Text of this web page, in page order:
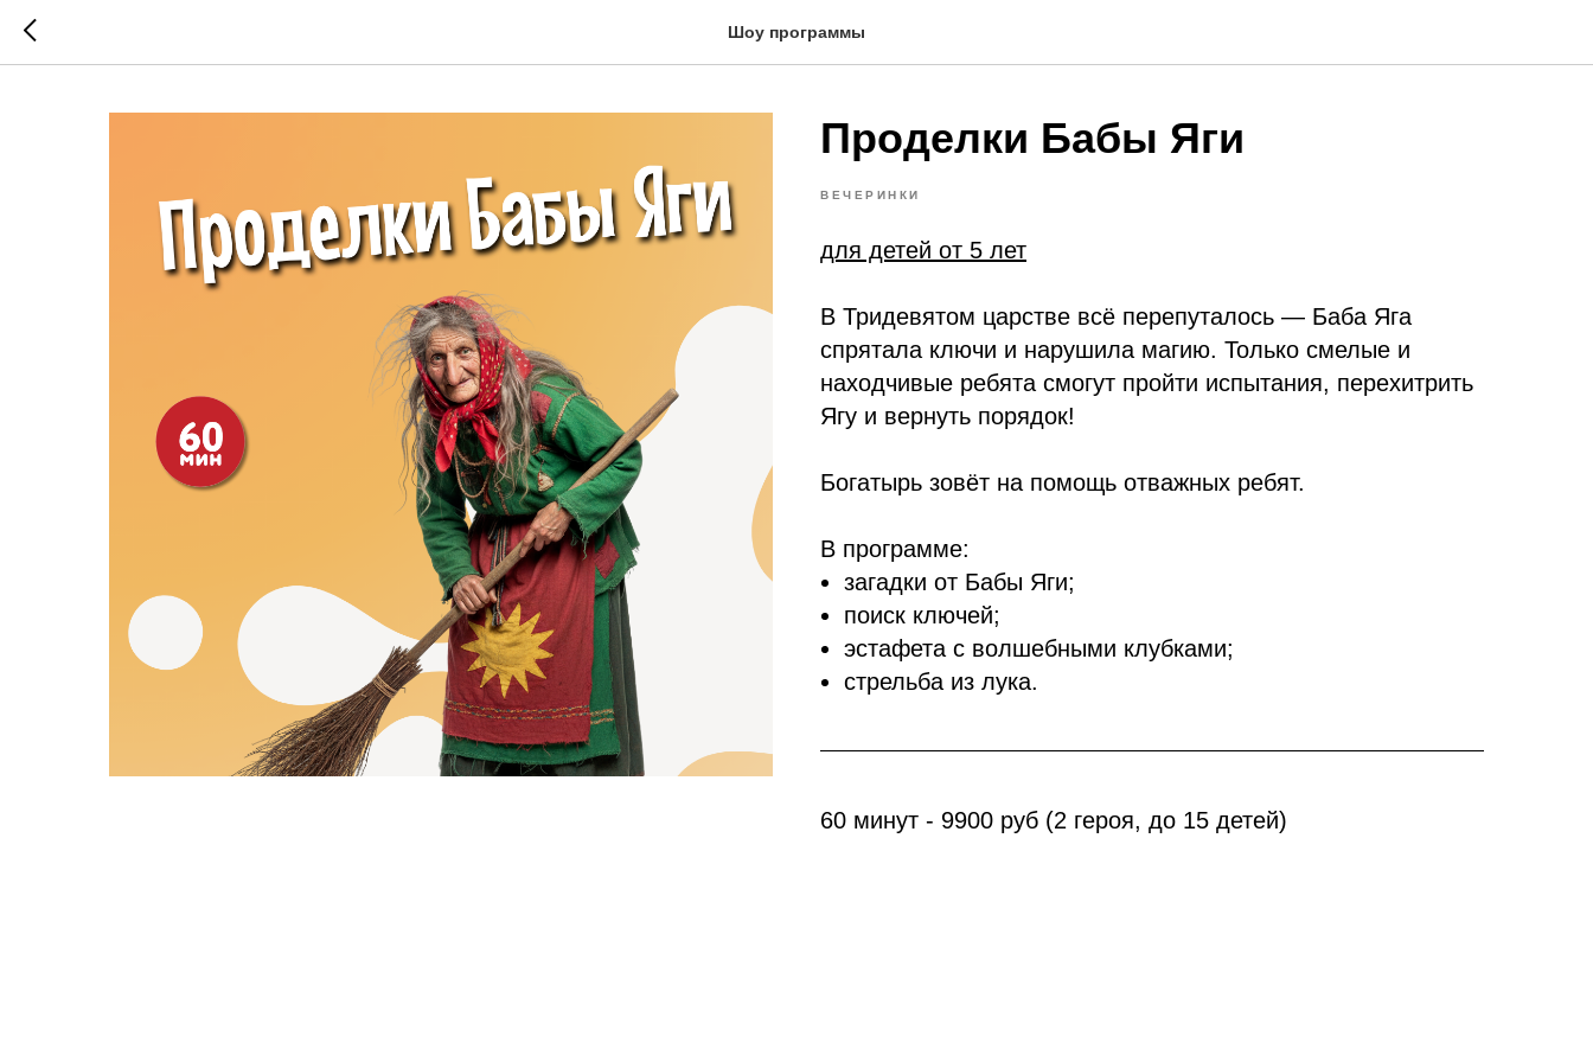
Шоу программы
Проделки Бабы Яги
ВЕЧЕРИНКИ
для детей от 5 лет
В Тридевятом царстве всё перепуталось — Баба Яга
спрятала ключи и нарушила магию. Только смелые и
находчивые ребята смогут пройти испытания, перехитрить
Ягу и вернуть порядок!
Богатырь зовёт на помощь отважных ребят.
В программе:
загадки от Бабы Яги;
поиск ключей;
эстафета с волшебными клубками;
стрельба из лука.
60 минут - 9900 руб (2 героя, до 15 детей)